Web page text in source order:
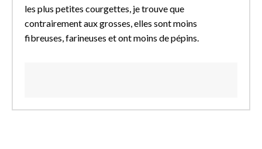
les plus petites courgettes, je trouve que
contrairement aux grosses, elles sont moins
fibreuses, farineuses et ont moins de pépins.